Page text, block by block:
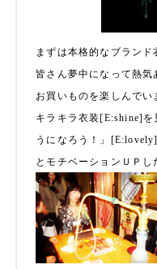
まずは本格的なブラン
皆さん夢中になって熱気
お買いものを楽しんでい
キラキラ衣装[E:shine]を
うになろう！」[E:lovely]
とモチベーションＵＰ